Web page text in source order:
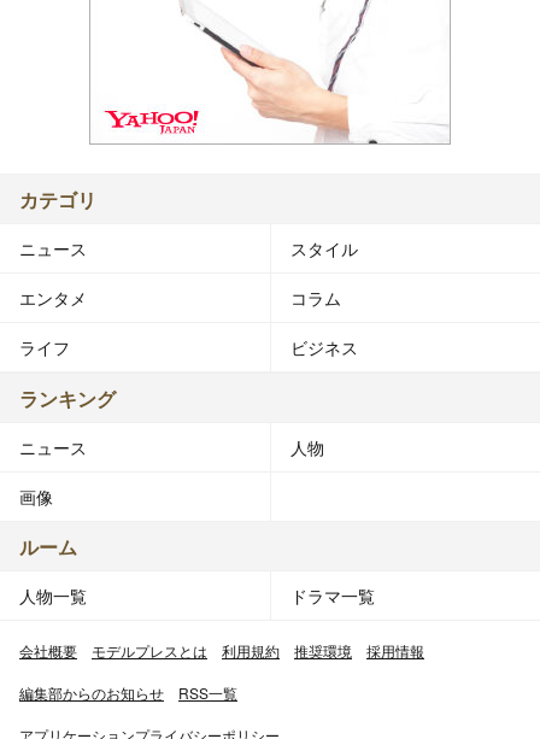
カテゴリ
ニュース スタイル
エンタメ コラム
ライフ ビジネス
ランキング
ニュース 人物
画像
ルーム
人物一覧 ドラマ一覧
会社概要 モデルプレスとは 利用規約 推奨環境 採用情報
編集部からのお知らせ RSS一覧
アプリケーションプライバシーポリシー